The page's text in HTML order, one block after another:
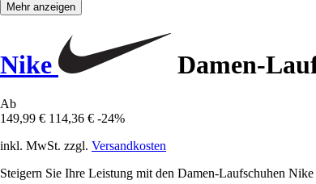
Mehr anzeigen
Nike Damen-
Ab
149,99 € 114,36 € -24%
inkl. MwSt. zzgl. Versandkosten
Steigern Sie Ihre Leistung mit den Damen-Laufschuhen